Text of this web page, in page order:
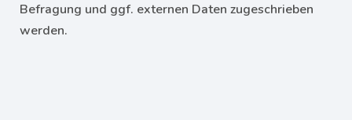
Befragung und ggf. externen Daten zugeschrieben
werden.